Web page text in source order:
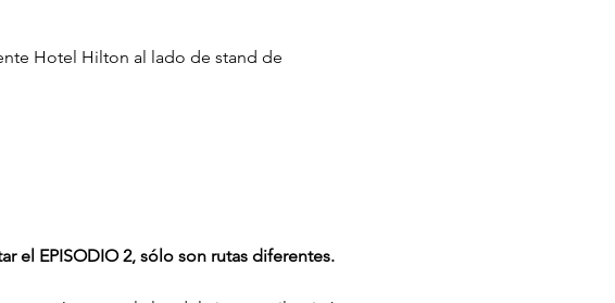
Hotel Hilton al lado de stand de
el EPISODIO 2, sólo son rutas diferentes.